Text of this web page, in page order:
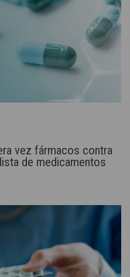
vez fármacos contra
de medicamentos